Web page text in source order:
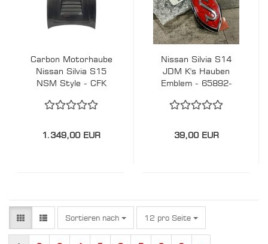
Carbon Motorhaube
Nissan Silvia S15
NSM Style - CFK
1.349,00 EUR
Nissan Silvia S14
JDM K's Hauben
Emblem - 65892-
39,00 EUR
Sortieren nach
Sortieren nach 12 pro Seite
pro Seite